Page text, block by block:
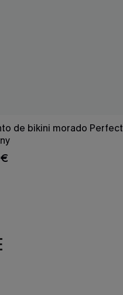
de bikini morado Perfect